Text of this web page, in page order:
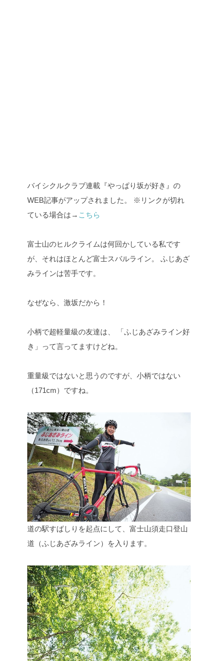
バイシクルクラブ連載『やっぱり坂が好き』の
WEB記事がアップされました。
※リンクが切れ
ている場合は→ こちら
富士山のヒルクライムは何回かしている私です
が、それはほとんど富士スバルライン。
ふじあざ
みラインは苦手です。
なぜなら、激坂だから！
小柄で超軽量級の友達は、
「ふじあざみライン好
き」って言ってますけどね。
重量級ではないと思うのですが、小柄ではない
（171cm）ですね。
道の駅すばしりを起点にして、富士山須走口登山
道（ふじあざみライン）を入ります。